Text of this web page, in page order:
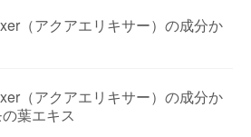
（アクアエリキサー）の成分か
（アクアエリキサー）の成分か
葉エキス